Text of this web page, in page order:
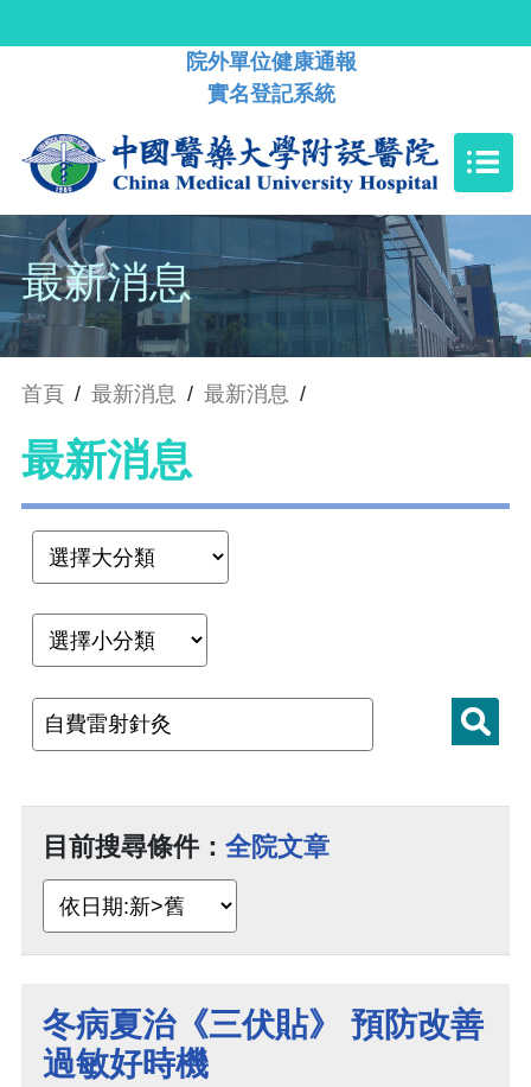
院外單位健康通報
實名登記系統
最新消息
首頁 / 最新消息 / 最新消息 /
最新消息
目前搜尋條件： 全院文章
冬病夏治《三伏貼》 預防改善
過敏好時機